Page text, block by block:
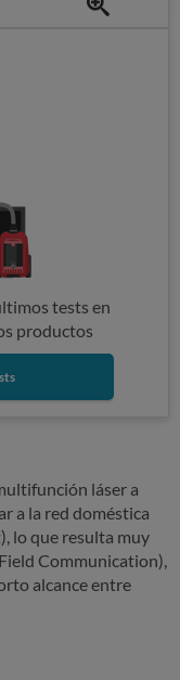
tests en
productos
láser a
a la red doméstica
lo que resulta muy
Communication),
alcance entre